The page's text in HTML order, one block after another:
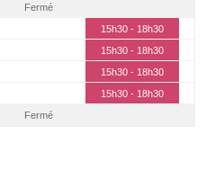
Fermé
15h30 - 18h30
15h30 - 18h30
15h30 - 18h30
15h30 - 18h30
Fermé